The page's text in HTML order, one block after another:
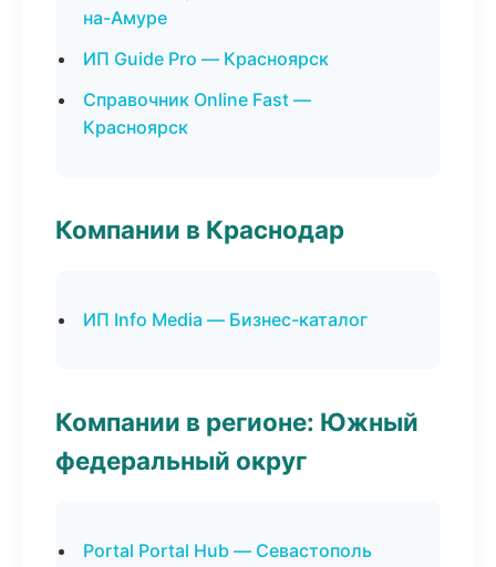
на-Амуре
ИП Guide Pro — Красноярск
Справочник Online Fast —
Красноярск
Компании в Краснодар
ИП Info Media — Бизнес-каталог
Компании в регионе: Южный
федеральный округ
Portal Portal Hub — Севастополь